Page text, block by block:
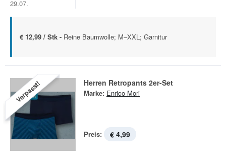
29.07.
€ 12,99 / Stk - Reine Baumwolle; M–XXL; Garnitur
Verpasst! Herren Retropants 2er-Set
Marke: Enrico Mori
Preis: € 4,99